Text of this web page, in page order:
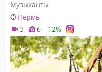
Музыканты
Пермь
3
6 -12%